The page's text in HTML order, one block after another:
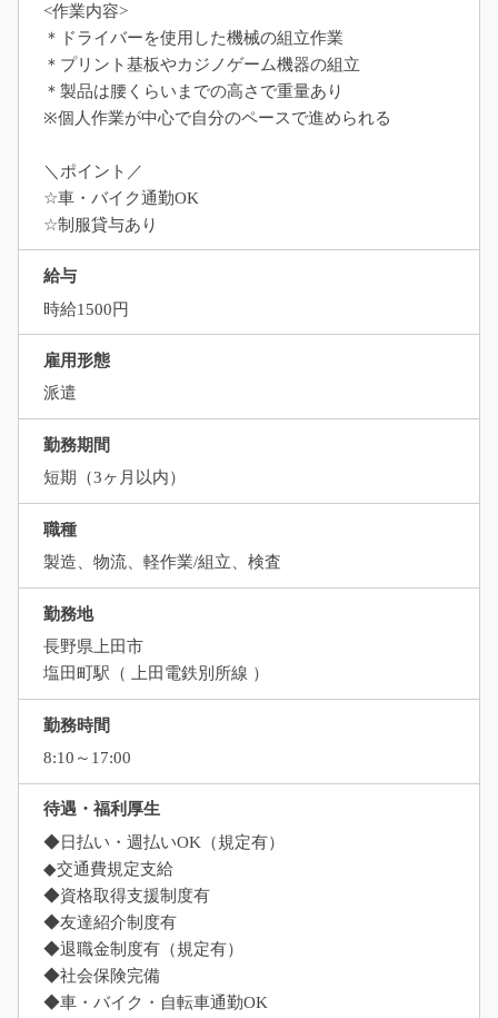
<作業内容>
＊ドライバーを使用した機械の組立作業
＊プリント基板やカジノゲーム機器の組立
＊製品は腰くらいまでの高さで重量あり
※個人作業が中心で自分のペースで進められる
＼ポイント／
☆車・バイク通勤OK
☆制服貸与あり
給与
時給1500円
雇用形態
派遣
勤務期間
短期（3ヶ月以内）
職種
製造、物流、軽作業/組立、検査
勤務地
長野県上田市
塩田町駅（ 上田電鉄別所線 ）
勤務時間
8:10～17:00
待遇・福利厚生
◆日払い・週払いOK（規定有）
◆交通費規定支給
◆資格取得支援制度有
◆友達紹介制度有
◆退職金制度有（規定有）
◆社会保険完備
◆車・バイク・自転車通勤OK